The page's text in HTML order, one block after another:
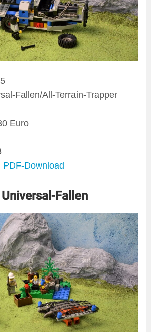
Fallen/All-Terrain-Trapper
Euro
PDF-Download
Fallen